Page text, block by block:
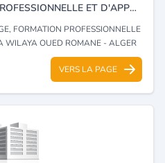
CENTRE DE FORMATION PROFESSIONNELLE ET D'APPRENTISSAGE
FORMATION PROFESSIONNELLE
WILAYA OUED ROMANE - ALGER
VERS LA PAGE